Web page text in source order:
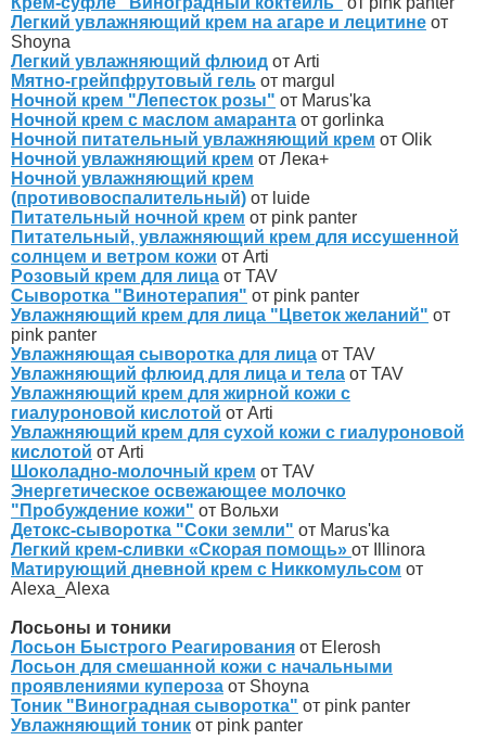
Легкий увлажняющий крем на агаре и лецитине от
Shoyna
Легкий увлажняющий флюид от Arti
Мятно-грейпфрутовый гель от margul
Ночной крем "Лепесток розы" от Marus'ka
Ночной крем с маслом амаранта от gorlinka
Ночной питательный увлажняющий крем от Olik
Ночной увлажняющий крем от Лека+
Ночной увлажняющий крем
(противовоспалительный) от luide
Питательный ночной крем от pink panter
Питательный, увлажняющий крем для иссушенной
солнцем и ветром кожи от Arti
Розовый крем для лица от TAV
Сыворотка "Винотерапия" от pink panter
Увлажняющий крем для лица "Цветок желаний" от
pink panter
Увлажняющая сыворотка для лица от TAV
Увлажняющий флюид для лица и тела от TAV
Увлажняющий крем для жирной кожи с
гиалуроновой кислотой от Arti
Увлажняющий крем для сухой кожи с гиалуроновой
кислотой от Arti
Шоколадно-молочный крем от TAV
Энергетическое освежающее молочко
"Пробуждение кожи" от Вольхи
Детокс-сыворотка "Соки земли" от Marus'ka
Легкий крем-сливки «Скорая помощь» от Illinora
Матирующий дневной крем с Никкомульсом от
Alexa_Alexa
Лосьоны и тоники
Лосьон Быстрого Реагирования от Elerosh
Лосьон для смешанной кожи с начальными
проявлениями купероза от Shoyna
Тоник "Виноградная сыворотка" от pink panter
Увлажняющий тоник от pink panter